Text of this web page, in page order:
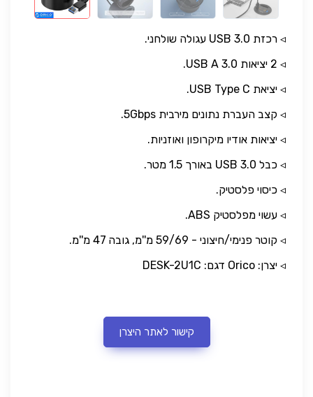
◃ רכזת 3.0 USB עגולה שולחני.
◃ 2 יציאות USB A 3.0.
◃ יציאת USB Type C.
◃ קצב העברת נתונים מירבית 5Gbps.
◃ יציאות אודיו מיקרופון ואוזניות.
◃ כבל USB 3.0 באורך 1.5 מטר.
◃ כיסוי פלסטיק.
◃ עשוי מפלסטיק ABS.
◃ קוטר פנימי/חיצוני - 59/69 מ''מ, גובה 47 מ''מ.
◃ יצרן: Orico דגם: DESK-2U1C
קישור לאתר היצרן